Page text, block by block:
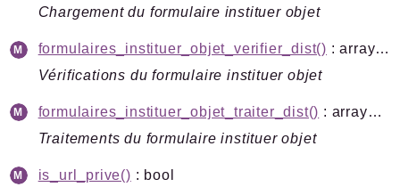
Chargement du formulaire instituer objet
formulaires_instituer_objet_verifier_dist()
: array<string|int, mixed>
Vérifications du formulaire instituer objet
formulaires_instituer_objet_traiter_dist()
: array<string|int, mixed>
Traitements du formulaire instituer objet
is_url_prive() : bool